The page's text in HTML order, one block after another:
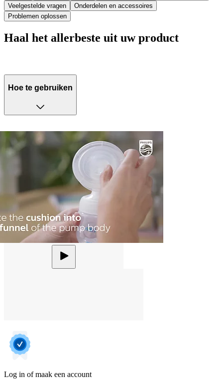
Veelgestelde vragen
Onderdelen en accessoires
Problemen oplossen
Haal het allerbeste uit uw product
Hoe te gebruiken
Log in of maak een account